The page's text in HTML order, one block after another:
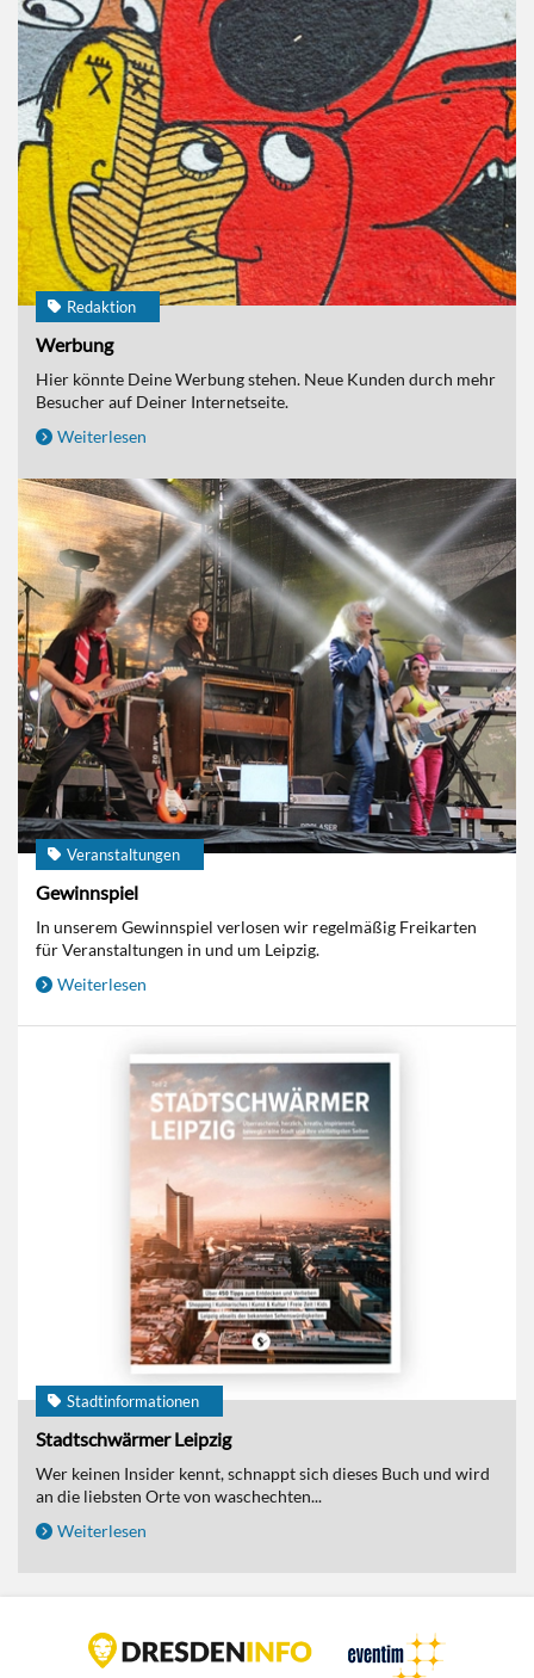
Redaktion
Werbung
Hier könnte Deine Werbung stehen. Neue Kunden durch mehr
Besucher auf Deiner Internetseite.
Weiterlesen
Veranstaltungen
Gewinnspiel
In unserem Gewinnspiel verlosen wir regelmäßig Freikarten
für Veranstaltungen in und um Leipzig.
Weiterlesen
Stadtinformationen
Stadtschwärmer Leipzig
Wer keinen Insider kennt, schnappt sich dieses Buch und wird
an die liebsten Orte von waschechten...
Weiterlesen